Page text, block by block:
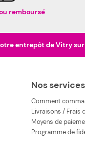
remboursé
entrepôt de Vitry
Nos services
Comment
Livraisons / Frais
Moyens de
Programme de